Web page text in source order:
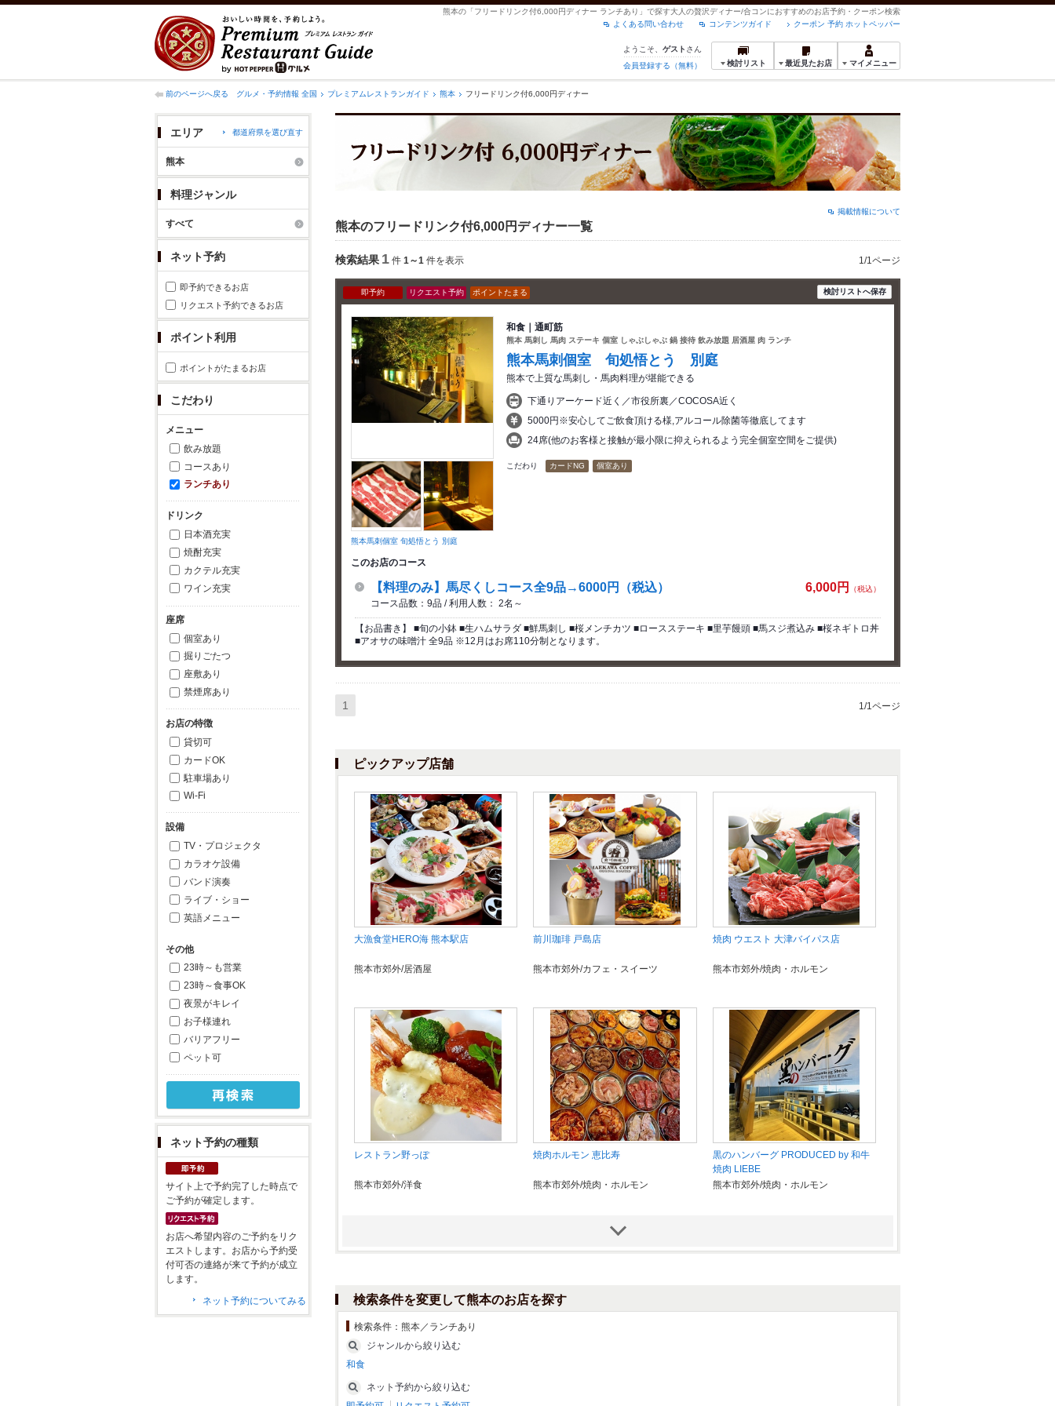
熊本の「フリードリンク付6,000円ディナー ランチあり」で探す大人の贅沢ディナー/合コンにおすすめのお店予約・クーポン検索
クーポン 予約 ホットペッパー
コンテンツガイド
よくある問い合わせ
ようこそ、 ゲスト さん
会員登録する（無料）
検討リスト 最近見たお店 マイメニュー
前のページへ戻る グルメ・予約情報 全国 プレミアムレストランガイド 熊本 フリードリンク付6,000円ディナー
エリア 都道府県を選び直す
熊本
料理ジャンル
すべて
ネット予約
即予約できるお店
リクエスト予約できるお店
ポイント利用
ポイントがたまるお店
こだわり
メニュー
飲み放題
コースあり
ランチあり
ドリンク
日本酒充実
焼酎充実
カクテル充実
ワイン充実
座席
個室あり
掘りごたつ
座敷あり
禁煙席あり
お店の特徴
貸切可
カードOK
駐車場あり
Wi-Fi
設備
TV・プロジェクタ
カラオケ設備
バンド演奏
ライブ・ショー
英語メニュー
その他
23時～も営業
23時～食事OK
夜景がキレイ
お子様連れ
バリアフリー
ペット可
ネット予約の種類
サイト上で予約完了した時点で
ご予約が確定します。
お店へ希望内容のご予約をリク
エストします。お店から予約受
付可否の連絡が来て予約が成立
します。
ネット予約についてみる
掲載情報について
熊本のフリードリンク付6,000円ディナー一覧
検索結果 1 件 1～1 件を表示 1/1ページ
即予約 リクエスト予約 ポイントたまる 検討リストへ保存
熊本馬刺個室 旬処悟とう 別庭
和食｜通町筋
熊本 馬刺し 馬肉 ステーキ 個室 しゃぶしゃぶ 鍋 接待 飲み放題 居酒屋 肉 ランチ
熊本馬刺個室 旬処悟とう 別庭
熊本で上質な馬刺し・馬肉料理が堪能できる
下通りアーケード近く／市役所裏／COCOSA近く
5000円※安心してご飲食頂ける様,アルコール除菌等徹底してます
24席(他のお客様と接触が最小限に抑えられるよう完全個室空間をご提供)
こだわり カードNG 個室あり
このお店のコース
6,000円 （税込）
【料理のみ】馬尽くしコース全9品→6000円（税込）
コース品数：9品 / 利用人数： 2名～
【お品書き】 ■旬の小鉢 ■生ハムサラダ ■鮮馬刺し ■桜メンチカツ ■ロースステーキ ■里芋饅頭 ■馬スジ煮込み ■桜ネギトロ丼
■アオサの味噌汁 全9品 ※12月はお席110分制となります。
1 1/1ページ
ピックアップ店舗
大漁食堂HERO海 熊本駅店
熊本市郊外/居酒屋
前川珈琲 戸島店
熊本市郊外/カフェ・スイーツ
焼肉 ウエスト 大津バイパス店
熊本市郊外/焼肉・ホルモン
レストラン野っぽ
熊本市郊外/洋食
焼肉ホルモン 恵比寿
熊本市郊外/焼肉・ホルモン
黒のハンバーグ PRODUCED by 和牛
焼肉 LIEBE
熊本市郊外/焼肉・ホルモン
よかよか亭 あか牛館 宮地店
阿蘇/洋食
検索条件を変更して熊本のお店を探す
検索条件： 熊本／ランチあり
ジャンルから絞り込む
和食
ネット予約から絞り込む